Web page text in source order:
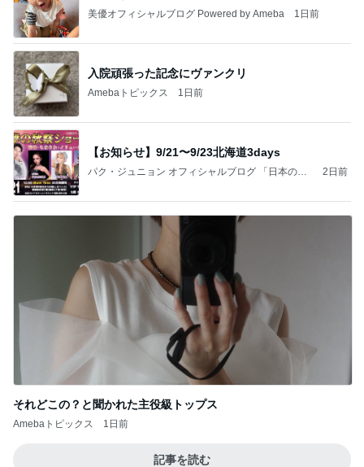
美優オフィシャルブログ Powered by Ameba 1日前
入院頑張った記念にヴァンクリ
Amebaトピックス 1日前
【お知らせ】9/21〜9/23北海道3days
パク・ジュニョン オフィシャルブログ 「日本の
2日前
それどこの？と聞かれた主役級トップス
Amebaトピックス 1日前
記事を読む